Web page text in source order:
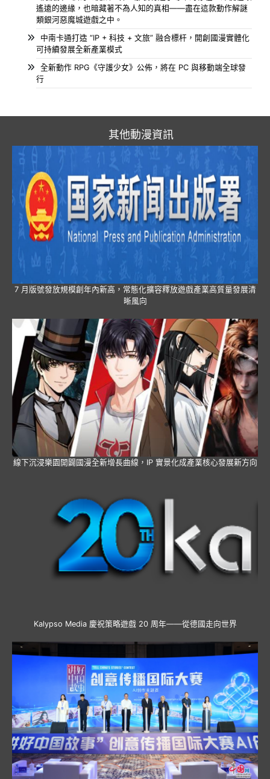
遙遠的邊緣，也暗藏著不為人知的真相——盡在這款動作解謎
類銀河惡魔城遊戲之中。
中南卡通打造 “IP + 科技 + 文旅” 融合標杆，開創國漫實體化
可持續發展全新產業模式
全新動作 RPG《守護少女》公佈，將在 PC 與移動端全球發
行
其他動漫資訊
7 月版號發放規模創年內新高，常態化擴容釋放遊戲產業高質量發展清
晰風向
線下沉浸樂園開闢國漫全新增長曲線，IP 實景化成產業核心發展新方向
Kalypso Media 慶祝策略遊戲 20 周年——從德國走向世界